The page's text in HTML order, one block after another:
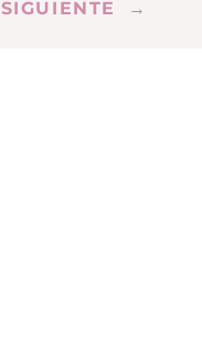
SIGUIENTE →